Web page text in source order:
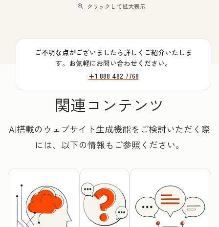
クリックして拡大表示
ご不明な点がございましたら詳しくご紹介いたしま
す。お気軽にお問い合わせください。
+1 888 482 7768
関連コンテンツ
AI搭載のウェブサイト生成機能をご検討いただく際
には、以下の情報もご参照ください。